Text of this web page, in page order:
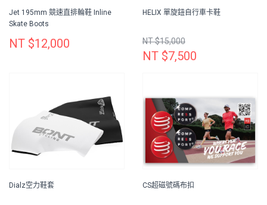
Jet 195mm 競速直排輪鞋 Inline
Skate Boots
NT $12,000
HELIX 單旋鈕自行車卡鞋
NT $15,000
NT $7,500
Dialz空力鞋套 CS超磁號碼布扣